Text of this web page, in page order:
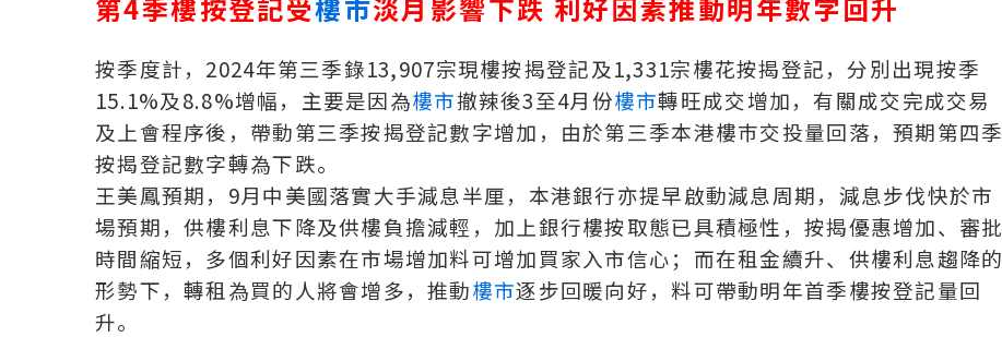
第4季樓按登記受樓市淡月影響下跌 利好因素推動明年數字回升
按季度計，2024年第三季錄13,907宗現樓按揭登記及1,331宗樓花按揭登記，分別出現按季
15.1%及8.8%增幅，主要是因為樓市撤辣後3至4月份樓市轉旺成交增加，有關成交完成交易
及上會程序後，帶動第三季按揭登記數字增加，由於第三季本港樓巿交投量回落，預期第四季
按揭登記數字轉為下跌。
王美鳳預期，9月中美國落實大手減息半厘，本港銀行亦提早啟動減息周期，減息步伐快於市
場預期，供樓利息下降及供樓負擔減輕，加上銀行樓按取態已具積極性，按揭優惠增加、審批
時間縮短，多個利好因素在市場增加料可增加買家入市信心；而在租金續升、供樓利息趨降的
形勢下，轉租為買的人將會增多，推動樓市逐步回暖向好，料可帶動明年首季樓按登記量回
升。